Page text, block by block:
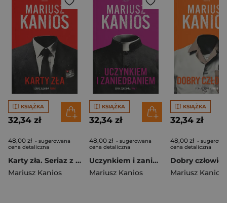
KSIĄŻKA
32,34 zł
48,00 zł - sugerowana
cena detaliczna
Karty zła. Seriaz z Zuzanną. Tom 2
Mariusz Kanios
KSIĄŻKA
32,34 zł
48,00 zł - sugerowana
cena detaliczna
Uczynkiem i zaniedbaniem. Seriaz z Zuzanną. Tom 1
Mariusz Kanios
KSIĄŻKA
32,34 zł
48,00 zł -
cena detaliczna
Mariusz Kanios